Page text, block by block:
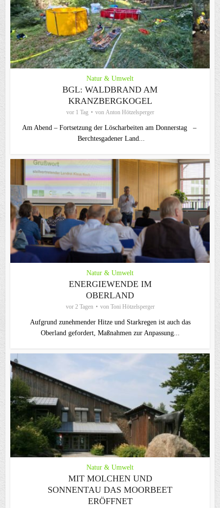
Natur & Umwelt
BGL: WALDBRAND AM
KRANZBERGKOGEL
vor 1 Tag von Anton Hötzelsperger
Am Abend – Fortsetzung der Löscharbeiten am Donnerstag –
Berchtesgadener Land...
Natur & Umwelt
ENERGIEWENDE IM
OBERLAND
vor 2 Tagen von Toni Hötzelsperger
Aufgrund zunehmender Hitze und Starkregen ist auch das
Oberland gefordert, Maßnahmen zur Anpassung...
Natur & Umwelt
MIT MOLCHEN UND
SONNENTAU DAS MOORBEET
ERÖFFNET